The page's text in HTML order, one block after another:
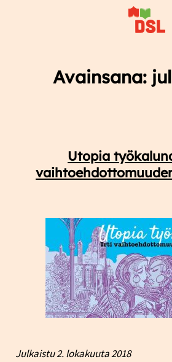
Avainsana:
Utopia
Julkaistu2. lokakuuta 2018